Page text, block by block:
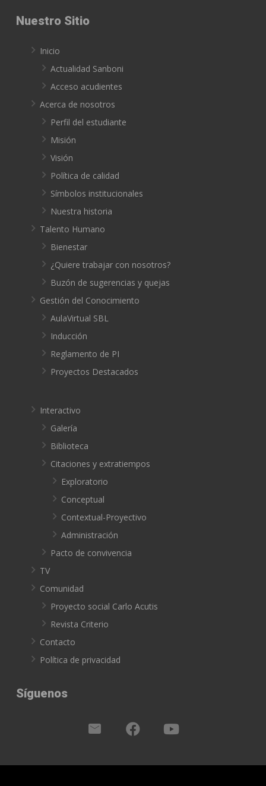
Nuestro Sitio
Inicio
Actualidad Sanboni
Acceso acudientes
Acerca de nosotros
Perfil del estudiante
Misión
Visión
Política de calidad
Símbolos institucionales
Nuestra historia
Talento Humano
Bienestar
¿Quiere trabajar con nosotros?
Buzón de sugerencias y quejas
Gestión del Conocimiento
AulaVirtual SBL
Inducción
Reglamento de PI
Proyectos Destacados
Interactivo
Galería
Biblioteca
Citaciones y extratiempos
Exploratorio
Conceptual
Contextual-Proyectivo
Administración
Pacto de convivencia
TV
Comunidad
Proyecto social Carlo Acutis
Revista Criterio
Contacto
Política de privacidad
Síguenos